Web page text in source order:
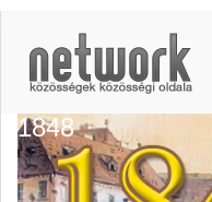
1848